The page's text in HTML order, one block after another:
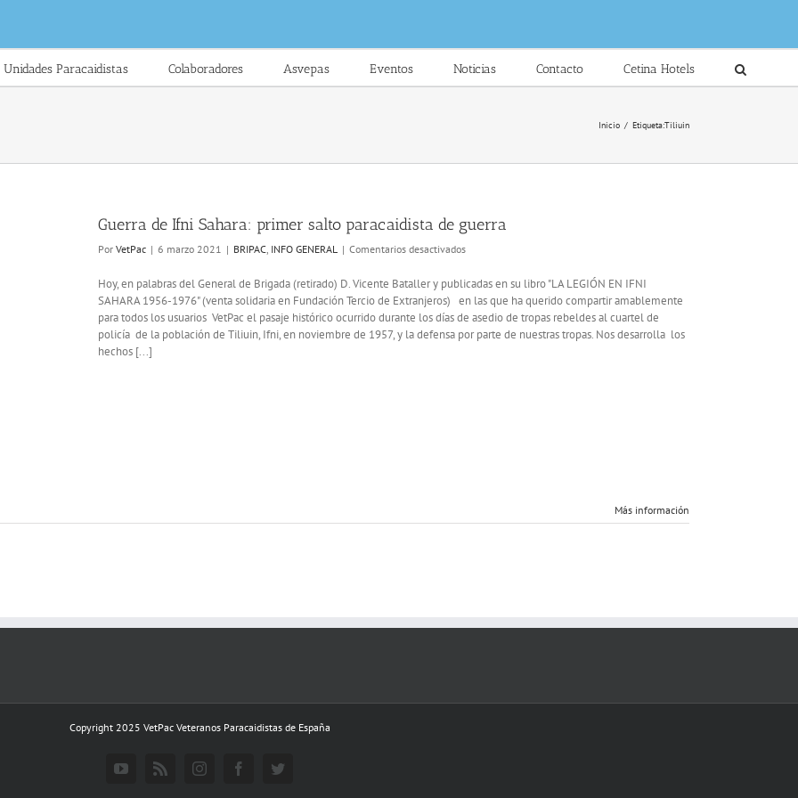
Unidades Paracaidistas Colaboradores Asvepas Eventos Noticias Contacto Cetina Hotels
Inicio / Etiqueta:Tiliuin
Guerra de Ifni Sahara: primer salto paracaidista de guerra
Por VetPac | 6 marzo 2021 | BRIPAC, INFO GENERAL | Comentarios desactivadosen
de
Ifni
Sahara:
primer
salto
Hoy, en palabras del General de Brigada (retirado) D. Vicente Bataller y publicadas en su libro "LA LEGIÓN EN IFNI
SAHARA 1956-1976" (venta solidaria en Fundación Tercio de Extranjeros) en las que ha querido compartir amablemente
para todos los usuarios VetPac el pasaje histórico ocurrido durante los días de asedio de tropas rebeldes al cuartel de
policía de la población de Tiliuin, Ifni, en noviembre de 1957, y la defensa por parte de nuestras tropas. Nos desarrolla los
hechos [...]
Más información
Copyright 2025 VetPac Veteranos Paracaidistas de España
YouTubeRss InstagramFacebookTwitter